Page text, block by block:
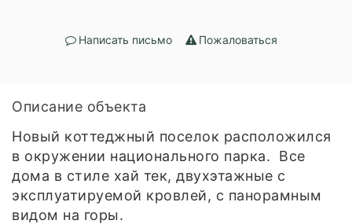
Написать письмо Пожаловаться
Описание объекта
Новый коттеджный поселок расположился
в окружении национального парка. Все
дома в стиле хай тек, двухэтажные с
эксплуатируемой кровлей, с панорамным
видом на горы.